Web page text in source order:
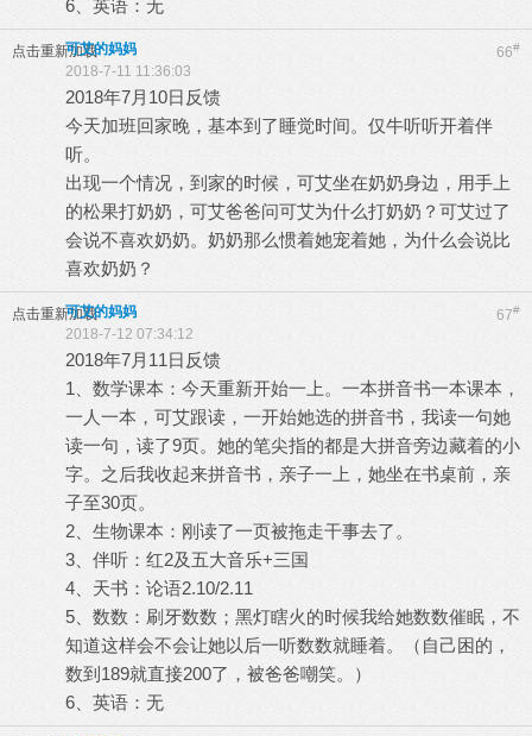
6、英语：无
点击重新加载 66#
可艾的妈妈
2018-7-11 11:36:03
2018年7月10日反馈
今天加班回家晚，基本到了睡觉时间。仅牛听听开着伴
听。
出现一个情况，到家的时候，可艾坐在奶奶身边，用手上
的松果打奶奶，可艾爸爸问可艾为什么打奶奶？可艾过了
会说不喜欢奶奶。奶奶那么惯着她宠着她，为什么会说比
喜欢奶奶？
点击重新加载 67#
可艾的妈妈
2018-7-12 07:34:12
2018年7月11日反馈
1、数学课本：今天重新开始一上。一本拼音书一本课本，
一人一本，可艾跟读，一开始她选的拼音书，我读一句她
读一句，读了9页。她的笔尖指的都是大拼音旁边藏着的小
字。之后我收起来拼音书，亲子一上，她坐在书桌前，亲
子至30页。
2、生物课本：刚读了一页被拖走干事去了。
3、伴听：红2及五大音乐+三国
4、天书：论语2.10/2.11
5、数数：刷牙数数；黑灯瞎火的时候我给她数数催眠，不
知道这样会不会让她以后一听数数就睡着。（自己困的，
数到189就直接200了，被爸爸嘲笑。）
6、英语：无